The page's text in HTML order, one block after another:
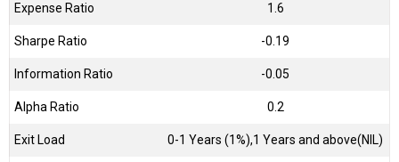
Expense Ratio 1.6
Sharpe Ratio -0.19
Information Ratio -0.05
Alpha Ratio 0.2
Exit Load 0-1 Years (1%),1 Years and above(NIL)